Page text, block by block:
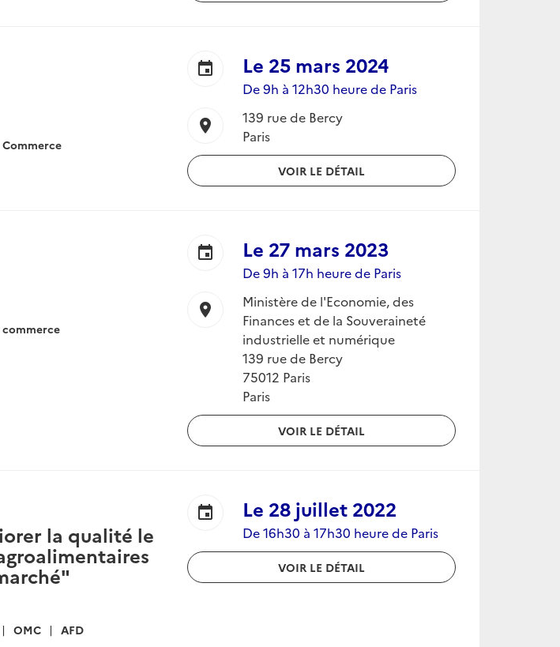
Commerce
event Le 25 mars 2024
De 9h à 12h30 heure de Paris
location_on
139 rue de Bercy
Paris
VOIR LE DÉTAIL
commerce
event Le 27 mars 2023
De 9h à 17h heure de Paris
location_on
Ministère de l'Economie, des
Finances et de la Souveraineté
industrielle et numérique
139 rue de Bercy
75012 Paris
Paris
VOIR LE DÉTAIL
la qualité le
OMC AFD
event Le 28 juillet 2022
De 16h30 à 17h30 heure de Paris
VOIR LE DÉTAIL